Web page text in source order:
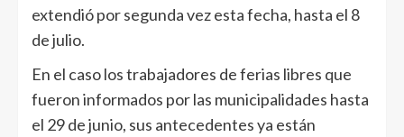
extendió por segunda vez esta fecha, hasta el 8
de julio.
En el caso los trabajadores de ferias libres que
fueron informados por las municipalidades hasta
el 29 de junio, sus antecedentes ya están